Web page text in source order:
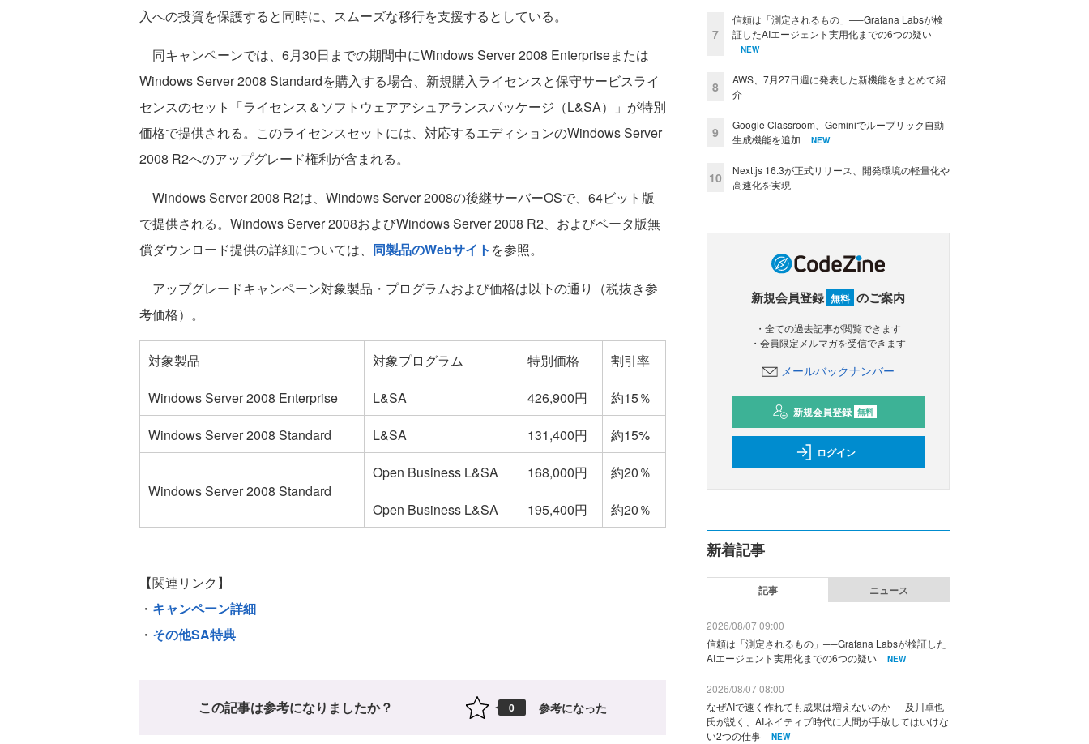
入への投資を保護すると同時に、スムーズな移行を支援するとしている。
同キャンペーンでは、6月30日までの期間中にWindows Server 2008 Enterpriseまたは
Windows Server 2008 Standardを購入する場合、新規購入ライセンスと保守サービスライ
センスのセット「ライセンス＆ソフトウェアアシュアランスパッケージ（L&SA）」が特別
価格で提供される。このライセンスセットには、対応するエディションのWindows Server
2008 R2へのアップグレード権利が含まれる。
Windows Server 2008 R2は、Windows Server 2008の後継サーバーOSで、64ビット版
で提供される。Windows Server 2008およびWindows Server 2008 R2、およびベータ版無
償ダウンロード提供の詳細については、 同製品のWebサイト を参照。
アップグレードキャンペーン対象製品・プログラムおよび価格は以下の通り（税抜き参
考価格）。
対象製品 対象プログラム 特別価格
割引率
Windows Server 2008 Enterprise
L&SA 426,900円
約15％
Windows Server 2008 Standard
L&SA 131,400円 約15%
Windows Server 2008 Standard
Open Business L&SA 168,000円
約20％
Open Business L&SA
195,400円 約20％
【関連リンク】
・ キャンペーン詳細
・ その他SA特典
この記事は参考になりましたか？ 0 参考になった
7
信頼は「測定されるもの」──Grafana Labsが検
証したAIエージェント実用化までの6つの疑い
NEW
8
AWS、7月27日週に発表した新機能をまとめて紹
介
9
Google Classroom、Geminiでルーブリック自動
生成機能を追加
NEW
10
Next.js 16.3が正式リリース、開発環境の軽量化や
高速化を実現
新規会員登録 無料 のご案内
・全ての過去記事が閲覧できます
・会員限定メルマガを受信できます
メールバックナンバー
新規会員登録 無料
ログイン
新着記事
記事 ニュース
2026/08/07 09:00
信頼は「測定されるもの」──Grafana Labsが検証した
AIエージェント実用化までの6つの疑い
NEW
2026/08/07 08:00
なぜAIで速く作れても成果は増えないのか──及川卓也
氏が説く、AIネイティブ時代に人間が手放してはいけな
い2つの仕事
NEW